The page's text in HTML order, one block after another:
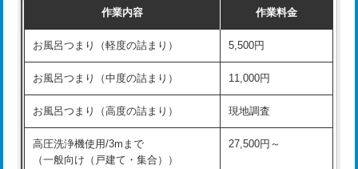
交換・取付（温水洗浄便座） 16,500円+材料費
交換・取付(単水栓（壁付・デッキ
式）)
13,200円+材料費
交換・取付(混合水栓（壁付・デッキ
式・ワンホール）)
16,500円+材料費
交換・取付(排水栓・排水トラップ
（P/S/ポップアップ））
22,000円+材料費
作業内容 作業料金
お風呂つまり（軽度の詰まり） 5,500円
お風呂つまり（中度の詰まり） 11,000円
お風呂つまり（高度の詰まり） 現地調査
高圧洗浄機使用/3mまで
（一般向け（戸建て・集合））
27,500円～